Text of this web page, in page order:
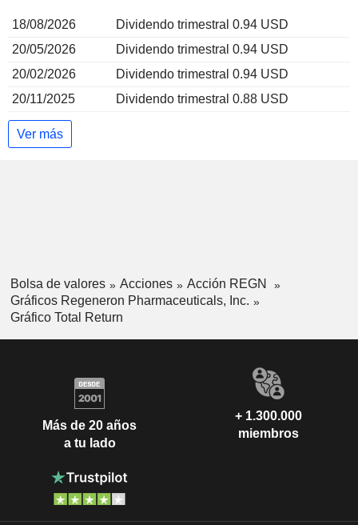
18/08/2026
Dividendo trimestral 0.94 USD
20/05/2026
Dividendo trimestral 0.94 USD
20/02/2026
Dividendo trimestral 0.94 USD
20/11/2025
Dividendo trimestral 0.88 USD
Ver más
Bolsa de valores Acciones
Acción REGN
Gráficos Regeneron Pharmaceuticals, Inc.
Gráfico Total Return
Más de 20 años
a tu lado
+ 1.300.000
miembros